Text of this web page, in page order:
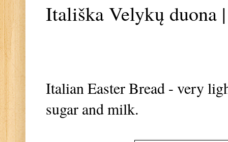
Itališka Velykų duona
Italian Easter Bread - very
sugar and milk.